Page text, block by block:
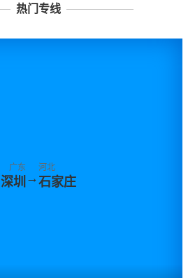
热门专线
广东
深圳→
河北
石家庄